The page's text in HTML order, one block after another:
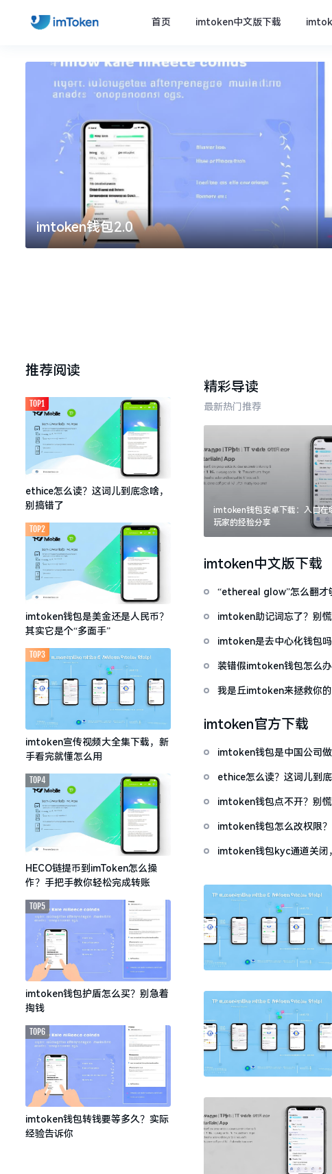
首页 imtoken中文版下载
imtoken官方下载
推荐阅读
ethice怎么读？这词儿到底念啥，
别搞错了
TOP1
imtoken钱包是美金还是人民币？
其实它是个“多面手”
TOP2
imtoken宣传视频大全集下载，新
手看完就懂怎么用
TOP3
HECO链提币到imToken怎么操
作？手把手教你轻松完成转账
TOP4
imtoken钱包护盾怎么买？别急着
掏钱
TOP5
imtoken钱包转钱要等多久？实际
经验告诉你
TOP6
精彩导读
最新热门推荐
imtoken钱包安卓下载：入口在
玩家的经验分享
imtoken中文版下载
“ethereal glow”怎么翻才
imtoken助记词忘了？别
imtoken是去中心化钱包
装错假imtoken钱包怎么
我是丘imtoken来拯救你
imtoken官方下载
imtoken钱包是中国公司
ethice怎么读？这词儿到
imtoken钱包点不开？别
imtoken钱包怎么改权限
imtoken钱包kyc通道关闭